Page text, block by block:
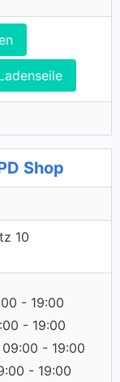
Shop
10
- 19:00
- 19:00
- 19:00
- 19:00